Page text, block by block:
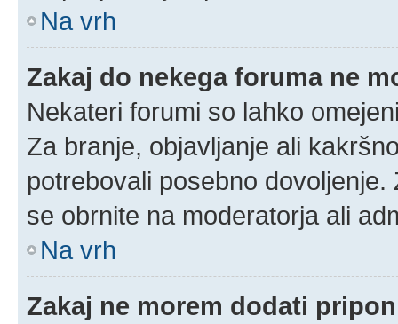
Na vrh
Zakaj do nekega foruma ne
Nekateri forumi so lahko
Za branje, objavljanje ali
potrebovali posebno
se obrnite na moderatorja ali
Na vrh
Zakaj ne morem dodati